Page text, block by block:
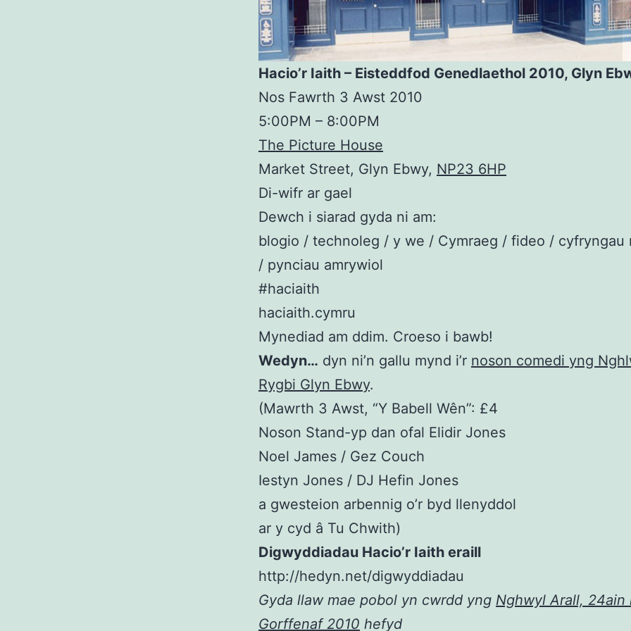
Hacio’r Iaith – Eisteddfod Genedlaethol 2010, Glyn
Nos Fawrth 3 Awst 2010
5:00PM – 8:00PM
The Picture House
Market Street, Glyn Ebwy, NP23 6HP
Di-wifr ar gael
Dewch i siarad gyda ni am:
blogio / technoleg / y we / Cymraeg / fideo / cyfryngau
/ pynciau amrywiol
#haciaith
haciaith.cymru
Mynediad am ddim. Croeso i bawb!
Wedyn… dyn ni’n gallu mynd i’r noson comedi yng
Rygbi Glyn Ebwy.
(Mawrth 3 Awst, “Y Babell Wên”: £4
Noson Stand-yp dan ofal Elidir Jones
Noel James / Gez Couch
Iestyn Jones / DJ Hefin Jones
a gwesteion arbennig o’r byd llenyddol
ar y cyd â Tu Chwith)
Digwyddiadau Hacio’r Iaith eraill
http://hedyn.net/digwyddiadau
Gyda llaw mae pobol yn cwrdd yng Nghwyl Arall, 24ain
Gorffenaf 2010 hefyd